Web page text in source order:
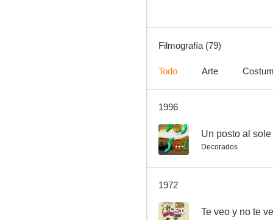
Los perros de mi mujer
Filmografía (79)
Todo Arte
1996
-- Un posto al sole
Decorados
1972
5.0 Te veo y no te